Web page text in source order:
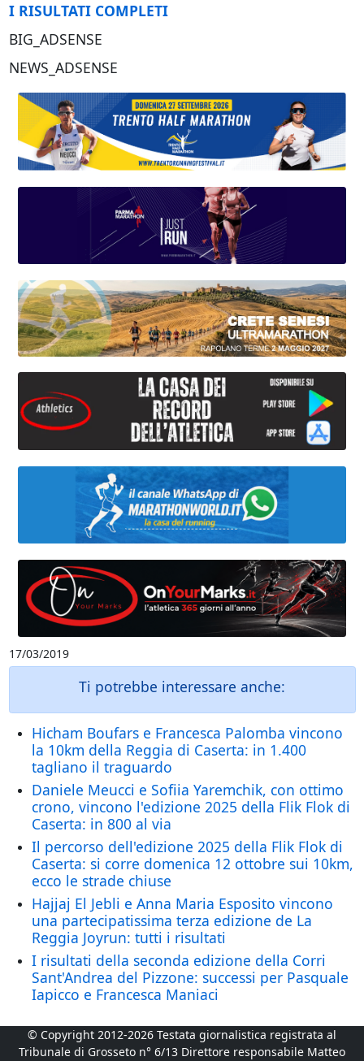
I RISULTATI COMPLETI
BIG_ADSENSE
NEWS_ADSENSE
17/03/2019
Ti potrebbe interessare anche:
Hicham Boufars e Francesca Palomba vincono
la 10km della Reggia di Caserta: in 1.400
tagliano il traguardo
Daniele Meucci e Sofiia Yaremchik, con ottimo
crono, vincono l'edizione 2025 della Flik Flok di
Caserta: in 800 al via
Il percorso dell'edizione 2025 della Flik Flok di
Caserta: si corre domenica 12 ottobre sui 10km,
ecco le strade chiuse
Hajjaj El Jebli e Anna Maria Esposito vincono
una partecipatissima terza edizione de La
Reggia Joyrun: tutti i risultati
I risultati della seconda edizione della Corri
Sant'Andrea del Pizzone: successi per Pasquale
Iapicco e Francesca Maniaci
© Copyright 2012-2026 Testata giornalistica registrata al
Tribunale di Grosseto n° 6/13 Direttore responsabile Matteo